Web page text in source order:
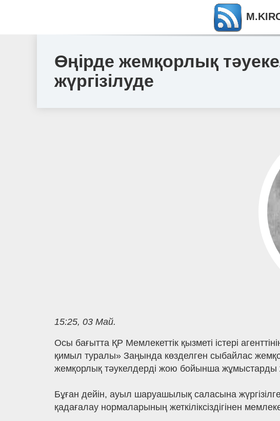
Өңірде жемқорлық
жүргізілуде
15:25, 03 Май.
Осы бағытта ҚР Мемлекеттік қызметі істері
қимыл туралы» Заңында көзделген сыбайлас
жемқорлық тәукелдерді жою бойынша жұмыстарды
Бұған дейін, ауыл шаруашылық саласына
қадағалау нормаларының жеткіліксіздігінен